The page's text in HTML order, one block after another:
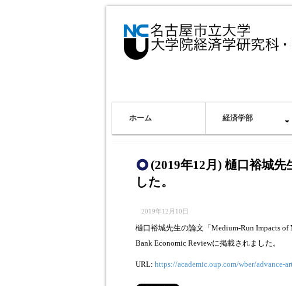
ホーム 経済学部
(2019年12月) 樋口裕城
した。
2019年12月10日
樋口裕城先生の論文「Medium-Run Impacts of
Bank Economic Reviewに掲載されました。
URL: https://academic.oup.com/wber/advance-